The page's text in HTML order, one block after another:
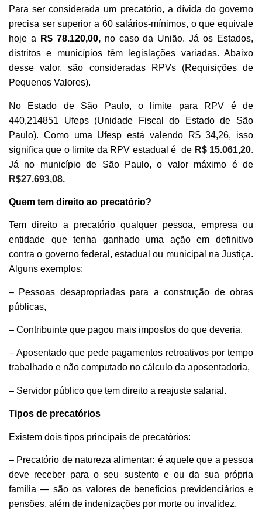
Para ser considerada um precatório, a dívida do governo
precisa ser superior a 60 salários-mínimos, o que equivale
hoje a
R$ 78.120,00,no caso da União. Já os Estados,
distritos e municípios têm legislações variadas. Abaixo
desse valor, são consideradas RPVs (Requisições de
Pequenos Valores).
No Estado de São Paulo, o limite para RPV é de
440,214851 Ufeps (Unidade Fiscal do Estado de São
Paulo). Como uma Ufesp está valendo R$ 34,26, isso
significa que o limite da RPV estadual é de R$ 15.061,20.
Já no município de São Paulo, o valor máximo é de
R$27.693,08.
Quem tem direito ao precatório?
Tem direito a precatório qualquer pessoa, empresa ou
entidade que tenha ganhado uma ação em definitivo
contra o governo federal, estadual ou municipal na Justiça.
Alguns exemplos:
– Pessoas desapropriadas para a construção de obras
públicas,
– Contribuinte que pagou mais impostos do que deveria,
– Aposentado que pede pagamentos retroativos por tempo
trabalhado e não computado no cálculo da aposentadoria,
– Servidor público que tem direito a reajuste salarial.
Tipos de precatórios
Existem dois tipos principais de precatórios:
– Precatório de natureza alimentar: é aquele que a pessoa
deve receber para o seu sustento e ou da sua própria
família — são os valores de benefícios previdenciários e
pensões, além de indenizações por morte ou invalidez.